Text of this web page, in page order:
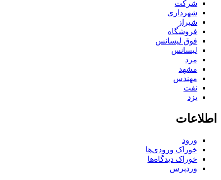
شرکت
شهرداری
شیراز
فروشگاه
فوق لیسانس
لیسانس
مرد
مشهد
مهندس
نفت
یزد
اطلاعات
ورود
خوراک ورودی‌ها
خوراک دیدگاه‌ها
وردپرس